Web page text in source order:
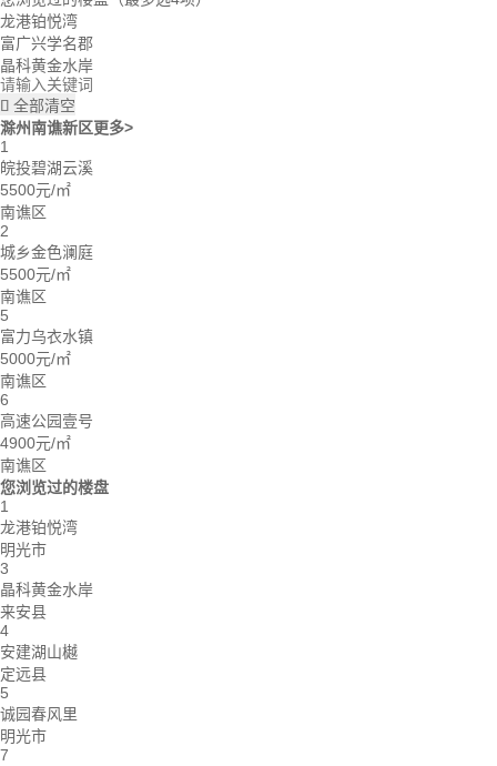
龙港铂悦湾
富广兴学名郡
晶科黄金水岸
 全部清空
滁州南谯新区更多>
1
皖投碧湖云溪
5500元/㎡
南谯区
2
城乡金色澜庭
5500元/㎡
南谯区
5
富力乌衣水镇
5000元/㎡
南谯区
6
高速公园壹号
4900元/㎡
南谯区
您浏览过的楼盘
1
龙港铂悦湾
明光市
3
晶科黄金水岸
来安县
4
安建湖山樾
定远县
5
诚园春风里
明光市
7